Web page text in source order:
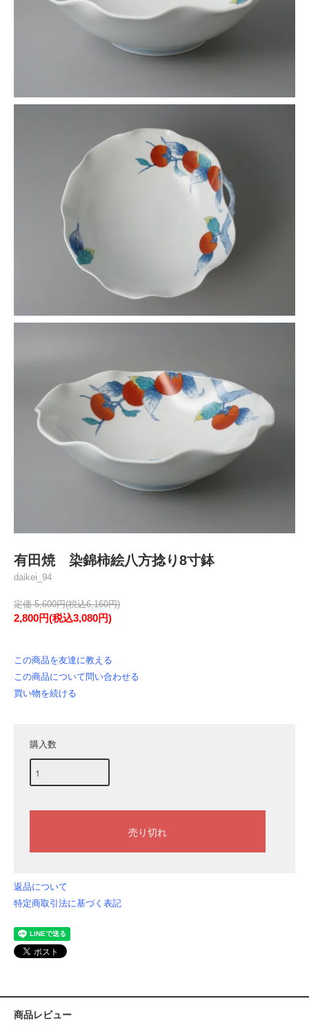
有田焼 染錦柿絵八方捻り8寸鉢
daikei_94
定価 5,600円(税込6,160円)
2,800円(税込3,080円)
この商品を友達に教える
この商品について問い合わせる
買い物を続ける
購入数
返品について
特定商取引法に基づく表記
商品レビュー